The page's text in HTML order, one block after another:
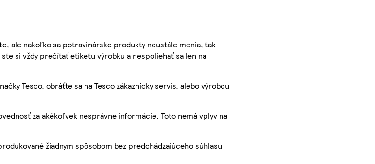
ale nakoľko sa potravinárske produkty neustále menia, tak
si vždy prečítať etiketu výrobku a nespoliehať sa len na
Tesco, obráťte sa na Tesco zákaznícky servis, alebo výrobcu
za akékoľvek nesprávne informácie. Toto nemá vplyv na
žiadnym spôsobom bez predchádzajúceho súhlasu